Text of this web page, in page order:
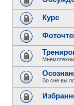
Курс
Во сне вы